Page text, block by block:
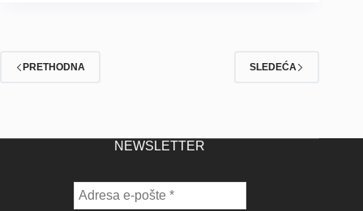
PRETHODNA SLEDEĆA
NEWSLETTER